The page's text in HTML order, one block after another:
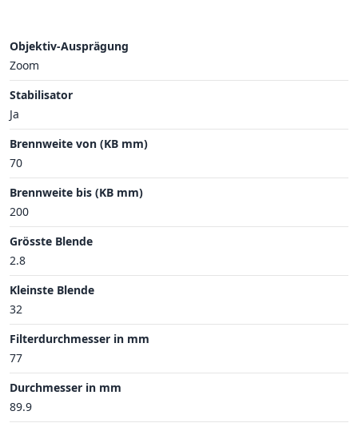
Objektiv-Ausprägung
Zoom
Stabilisator
Ja
Brennweite von (KB mm)
70
Brennweite bis (KB mm)
200
Grösste Blende
2.8
Kleinste Blende
32
Filterdurchmesser in mm
77
Durchmesser in mm
89.9